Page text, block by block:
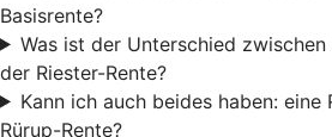
Basisrente?
Was ist der Unterschied
der Riester-Rente?
Kann ich auch beides haben: eine
Rürup-Rente?